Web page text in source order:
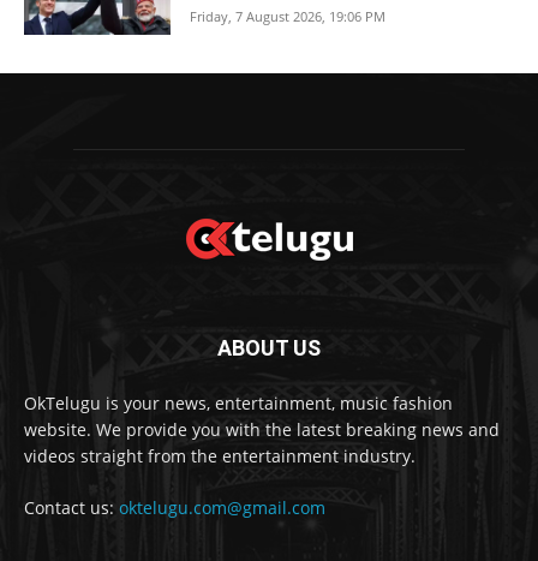
Friday, 7 August 2026, 19:06 PM
ABOUT US
OkTelugu is your news, entertainment, music fashion
website. We provide you with the latest breaking news and
videos straight from the entertainment industry.
Contact us: oktelugu.com@gmail.com